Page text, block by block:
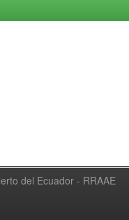
del Ecuador - RRAAE